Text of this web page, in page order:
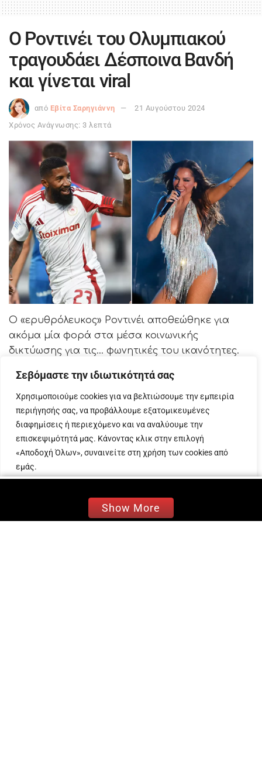
Σεβόμαστε την ιδιωτικότητά σας
Χρησιμοποιούμε cookies για να βελτιώσουμε την εμπειρία
περιήγησής σας, να προβάλλουμε εξατομικευμένες
διαφημίσεις ή περιεχόμενο και να αναλύουμε την
επισκεψιμότητά μας. Κάνοντας κλικ στην επιλογή
«Αποδοχή Όλων», συναινείτε στη χρήση των cookies από
εμάς.
Απόρριψη όλων
Ο Ροντινέι του Ολυμπιακού
τραγουδάει Δέσποινα Βανδή
και γίνεται viral
από Εβίτα Σαρηγιάννη
21 Αυγούστου 2024
Χρόνος Ανάγνωσης: 3 λεπτά
Ο «ερυθρόλευκος» Ροντινέι αποθεώθηκε για
ακόμα μία φορά στα μέσα κοινωνικής
δικτύωσης για τις… φωνητικές του ικανότητες.
Ο 32χρονος ποδοσφαιριστής του Ολυμπιακού
από τη Βραζιλία φαίνεται ότι είναι φανατικός
θαυμαστής της Δέσποινας Βανδή και σε κάθε
ευκαιρία τραγουδάει την «Πανσέληνο», το
ντουέτο της δημοφιλούς τραγουδίστριας με τον
Mente Fuerte.
Το βράδυ της Δευτέρας 19 Αυγούστου, ο Ροντινέι
Instagram ένα απόσπασμα από το κομμάτι, με
τους followers του να τον αποθεώνουν στα
Show More